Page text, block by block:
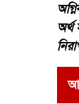
অর্থ